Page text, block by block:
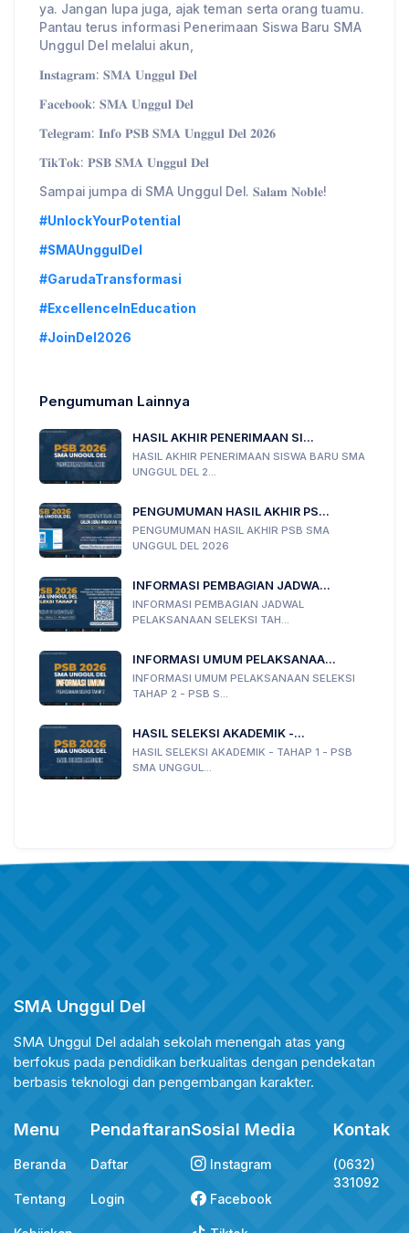
ya. Jangan lupa juga, ajak teman serta orang tuamu.
Pantau terus informasi Penerimaan Siswa Baru SMA
Unggul Del melalui akun,
𝐈𝐧𝐬𝐭𝐚𝐠𝐫𝐚𝐦: 𝐒𝐌𝐀 𝐔𝐧𝐠𝐠𝐮𝐥 𝐃𝐞𝐥
𝐅𝐚𝐜𝐞𝐛𝐨𝐨𝐤: 𝐒𝐌𝐀 𝐔𝐧𝐠𝐠𝐮𝐥 𝐃𝐞𝐥
𝐓𝐞𝐥𝐞𝐠𝐫𝐚𝐦: 𝐈𝐧𝐟𝐨 𝐏𝐒𝐁 𝐒𝐌𝐀 𝐔𝐧𝐠𝐠𝐮𝐥 𝐃𝐞𝐥 𝟐𝟎𝟐𝟔
𝐓𝐢𝐤𝐓𝐨𝐤: 𝐏𝐒𝐁 𝐒𝐌𝐀 𝐔𝐧𝐠𝐠𝐮𝐥 𝐃𝐞𝐥
Sampai jumpa di SMA Unggul Del. 𝐒𝐚𝐥𝐚𝐦 𝐍𝐨𝐛𝐥𝐞!
#UnlockYourPotential
#SMAUnggulDel
#GarudaTransformasi
#ExcellenceInEducation
#JoinDel2026
Pengumuman Lainnya
HASIL AKHIR PENERIMAAN SI...
HASIL AKHIR PENERIMAAN SISWA BARU SMA
UNGGUL DEL 2...
PENGUMUMAN HASIL AKHIR PS...
PENGUMUMAN HASIL AKHIR PSB SMA
UNGGUL DEL 2026
INFORMASI PEMBAGIAN JADWA...
INFORMASI PEMBAGIAN JADWAL
PELAKSANAAN SELEKSI TAH...
INFORMASI UMUM PELAKSANAA...
INFORMASI UMUM PELAKSANAAN SELEKSI
TAHAP 2 - PSB S...
HASIL SELEKSI AKADEMIK -...
HASIL SELEKSI AKADEMIK - TAHAP 1 - PSB
SMA UNGGUL...
SMA Unggul Del
SMA Unggul Del adalah sekolah menengah atas yang
berfokus pada pendidikan berkualitas dengan pendekatan
berbasis teknologi dan pengembangan karakter.
Menu
Beranda
Tentang
Pendaftaran
Daftar
Login
Sosial Media
Instagram
Facebook
Kontak
(0632)
331092